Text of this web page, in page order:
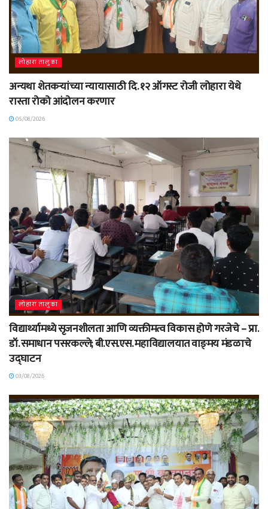
लोहारा तालुका
अन्यथा शेतकऱ्यांच्या न्यायासाठी दि. १२ ऑगस्ट रोजी लोहारा येथे
रास्ता रोको आंदोलन करणार
05/08/2026
लोहारा तालुका
विद्यार्थ्यामध्ये सृजनशीलता आणि व्यक्तीमत्व विकास होणे गरजेचे – प्रा.
डॉ. समाधान पसरकल्ले; बी.एस.एस. महाविद्यालयात वाङ्‌मय मंडळाचे
उद्घाटन
03/08/2026